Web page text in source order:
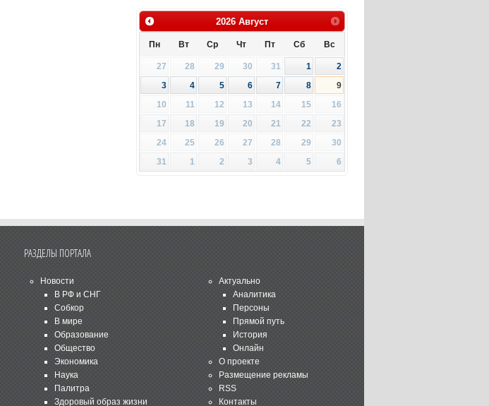
2026 Август
Пн Вт Ср Чт Пт Сб Вс
27 28 29 30 31 1
2
3
4 5 6 7 8
9
10
11 12 13 14 15
16
17
18 19 20 21 22
23
24
25 26 27 28 29
30
31
1 2 3 4 5 6
РАЗДЕЛЫ ПОРТАЛА
Новости
В РФ и СНГ
Собкор
В мире
Образование
Общество
Экономика
Наука
Палитра
Здоровый образ жизни
Актуально
Аналитика
Персоны
Прямой путь
История
Онлайн
О проекте
Размещение рекламы
RSS
Контакты